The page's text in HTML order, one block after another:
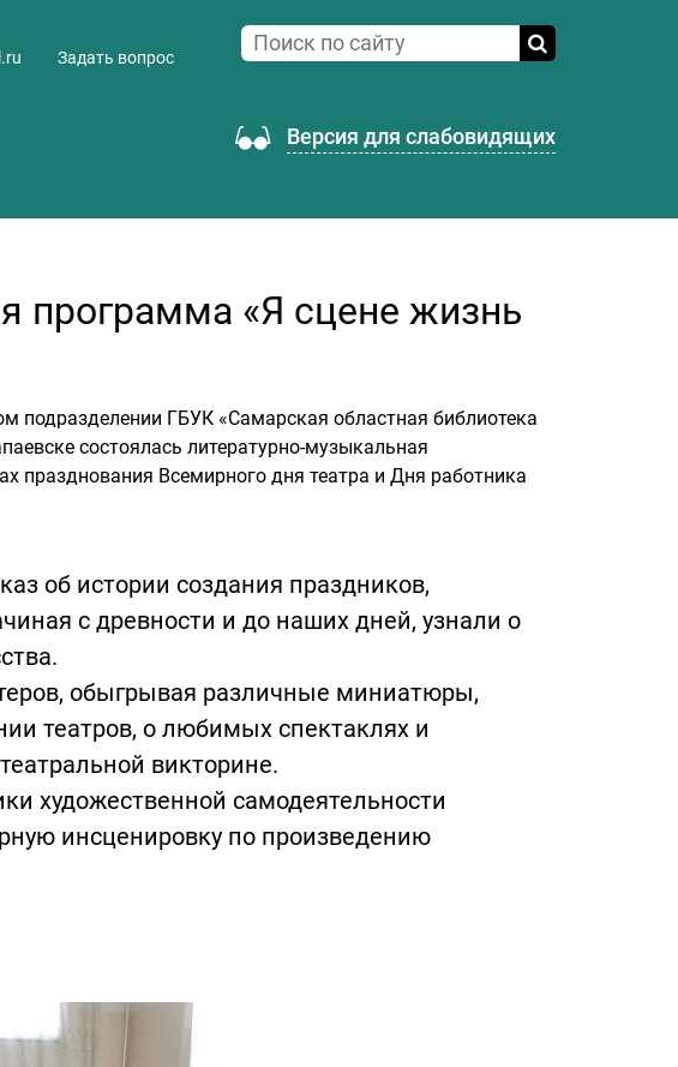
Задать вопрос
Версия для слабовидящих
программа «Я сцене жизнь
подразделении ГБУК «Самарская областная библиотека
состоялась литературно-музыкальная
празднования Всемирного дня театра и Дня работника
об истории создания праздников,
с древности и до наших дней, узнали о
обыгрывая различные миниатюры,
театров, о любимых спектаклях и
викторине.
художественной самодеятельности
инсценировку по произведению